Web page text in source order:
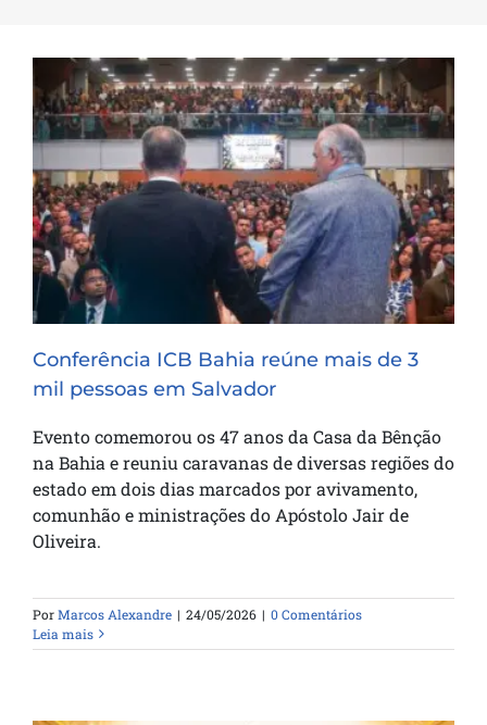
Conferência ICB Bahia reúne mais de 3
mil pessoas em Salvador
Conferência ICB Bahia reúne mais de 3
mil pessoas em Salvador
Evento comemorou os 47 anos da Casa da Bênção
na Bahia e reuniu caravanas de diversas regiões do
estado em dois dias marcados por avivamento,
comunhão e ministrações do Apóstolo Jair de
Oliveira.
PorMarcos Alexandre | 24/05/2026 | 0 Comentários
Leia mais